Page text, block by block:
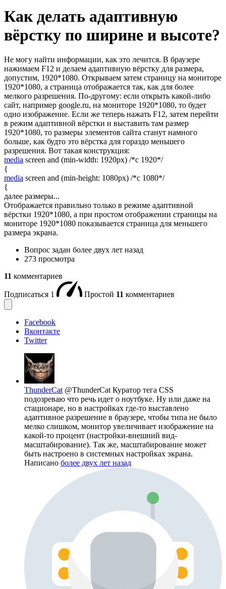
Как делать адаптивную
вёрстку по ширине и высоте?
Не могу найти информации, как это лечится. В браузере
нажимаем F12 и делаем адаптивную вёрстку для размера,
допустим, 1920*1080. Открываем затем страницу на мониторе
1920*1080, а страница отображается так, как для более
мелкого разрешения. По-другому: если открыть какой-либо
сайт, например google.ru, на мониторе 1920*1080, то будет
одно изображение. Если же теперь нажать F12, затем перейти
в режим адаптивной вёрстки и выставить там размер
1920*1080, то размеры элементов сайта станут намного
больше, как будто это вёрстка для гораздо меньшего
разрешения. Вот такая конструкция:
media screen and (min-width: 1920px) /*с 1920*/
{
media screen and (min-height: 1080px) /*с 1080*/
{
далее размеры...
Отображается правильно только в режиме адаптивной
вёрстки 1920*1080, а при простом отображении страницы на
мониторе 1920*1080 показывается страница для меньшего
размера экрана.
Вопрос задан более двух лет назад
273 просмотра
11 комментариев
Подписаться 1 Простой 11 комментариев
Facebook
Вконтакте
Twitter
ThunderCat @ThunderCat Куратор тега CSS
подозреваю что речь идет о ноутбуке. Ну или даже на
стационаре, но в настройках где-то выставлено
адаптивное разрешение в браузере, чтобы типа не было
мелко слишком, монитор увеличивает изображение на
какой-то процент (настройки-внешний вид-
масштабирование). Так же, масштабирование может
быть настроено в системных настройках экрана.
Написано более двух лет назад